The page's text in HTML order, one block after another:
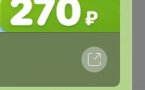
договором оферты